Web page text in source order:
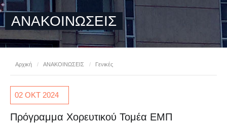
ΑΝΑΚΟΙΝΩΣΕΙΣ
Αρχική / ΑΝΑΚΟΙΝΩΣΕΙΣ / Γενικές
02 ΟΚΤ 2024
Πρόγραμμα Χορευτικού Τομέα ΕΜΠ